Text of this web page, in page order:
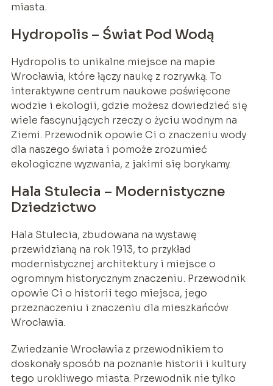
miasta.
Hydropolis – Świat Pod Wodą
Hydropolis to unikalne miejsce na mapie
Wrocławia, które łączy naukę z rozrywką. To
interaktywne centrum naukowe poświęcone
wodzie i ekologii, gdzie możesz dowiedzieć się
wiele fascynujących rzeczy o życiu wodnym na
Ziemi. Przewodnik opowie Ci o znaczeniu wody
dla naszego świata i pomoże zrozumieć
ekologiczne wyzwania, z jakimi się borykamy.
Hala Stulecia – Modernistyczne
Dziedzictwo
Hala Stulecia, zbudowana na wystawę
przewidzianą na rok 1913, to przykład
modernistycznej architektury i miejsce o
ogromnym historycznym znaczeniu. Przewodnik
opowie Ci o historii tego miejsca, jego
przeznaczeniu i znaczeniu dla mieszkańców
Wrocławia.
Zwiedzanie Wrocławia z przewodnikiem to
doskonały sposób na poznanie historii i kultury
tego urokliwego miasta. Przewodnik nie tylko